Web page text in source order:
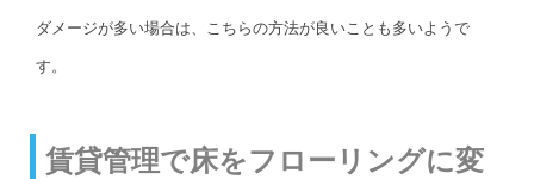
ダメージが多い場合は、こちらの方法が良いことも多いようで
す。
賃貸管理で床をフローリングに変